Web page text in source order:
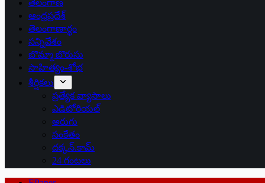
తెలంగాణ
ఆంధ్రప్రదేశ్
తెలంగాణార్థం
సన్నివేశం
బొమ్మా బొరుసు
సాహిత్యం-శోభ
శీర్షికలు
ప్రత్యేక వ్యాసాలు
ఎడిటోరియల్
అరుగు
సంకేతం
దక్కన్.కామ్
24 గంటలు